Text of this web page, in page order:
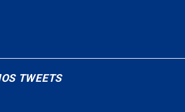
TWEETS